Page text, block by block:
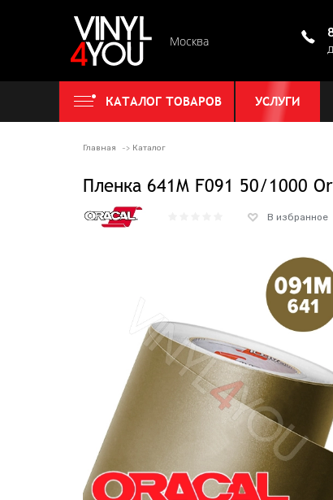
Москва
КАТАЛОГ ТОВАРОВ УСЛУГИ
Главная Каталог
Пленка 641M F091 50/1000
В избранное